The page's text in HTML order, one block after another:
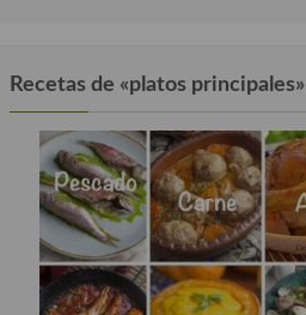
Recetas de «platos principales»